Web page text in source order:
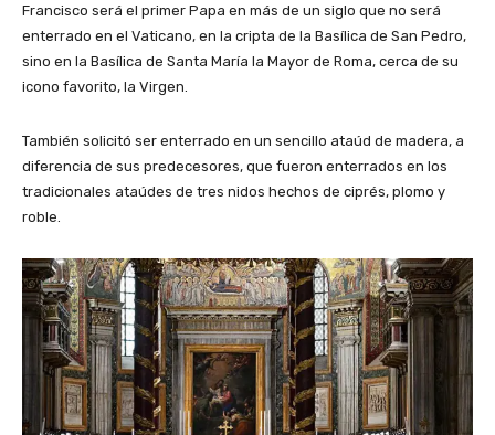
Francisco será el primer Papa en más de un siglo que no será
enterrado en el Vaticano, en la cripta de la Basílica de San Pedro,
sino en la Basílica de Santa María la Mayor de Roma, cerca de su
icono favorito, la Virgen.
También solicitó ser enterrado en un sencillo ataúd de madera, a
diferencia de sus predecesores, que fueron enterrados en los
tradicionales ataúdes de tres nidos hechos de ciprés, plomo y
roble.